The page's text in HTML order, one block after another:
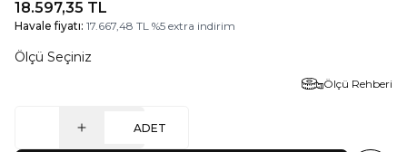
18.597,35 TL
Havale fiyatı: 17.667,48 TL %5 extra indirim
Ölçü Seçiniz
Ölçü Rehberi
ADET